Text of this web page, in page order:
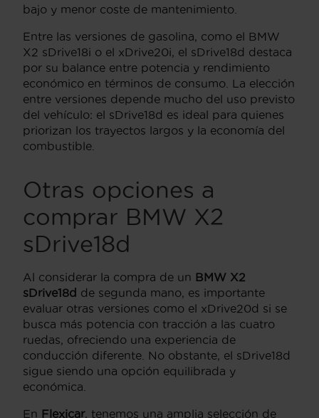
bajo y menor coste de mantenimiento.
Entre las versiones de gasolina, como el BMW
X2 sDrive18i o el xDrive20i, el sDrive18d destaca
por su balance entre potencia y rendimiento
económico en términos de consumo. La elección
entre versiones depende mucho del uso previsto
del vehículo: el sDrive18d es ideal para quienes
priorizan los trayectos largos y la economía del
combustible.
Otras opciones a
comprar BMW X2
sDrive18d
Al considerar la compra de un BMW X2
sDrive18d de segunda mano, es importante
evaluar otras versiones como el xDrive20d si se
busca más potencia con tracción a las cuatro
ruedas, ofreciendo una experiencia de
conducción diferente. No obstante, el sDrive18d
sigue siendo una opción equilibrada y
económica.
En Flexicar, tenemos una amplia selección de